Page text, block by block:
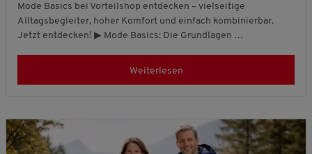
Mode Basics bei Vorteilshop entdecken – vielseitige
Alltagsbegleiter, hoher Komfort und einfach kombinierbar.
Jetzt entdecken! ▶ Mode Basics: Die Grundlagen …
Weiterlesen